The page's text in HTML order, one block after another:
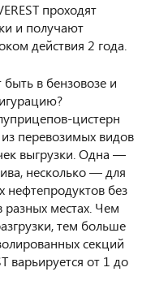
проходят
и получают
действия 2 года.
в бензовозе и
цистерн
перевозимых видов
выгрузки. Одна —
несколько — для
нефтепродуктов без
местах. Чем
тем больше
секций
варьируется от 1 до